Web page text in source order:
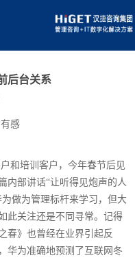
后台关系
感
和培训客户，今年春节后见
内部讲话“让听得见炮声的人
做为管理标杆来学习，但大
此关注还是不同寻常。记得
春》也曾经在业界引起反
华为准确地预测了互联网冬